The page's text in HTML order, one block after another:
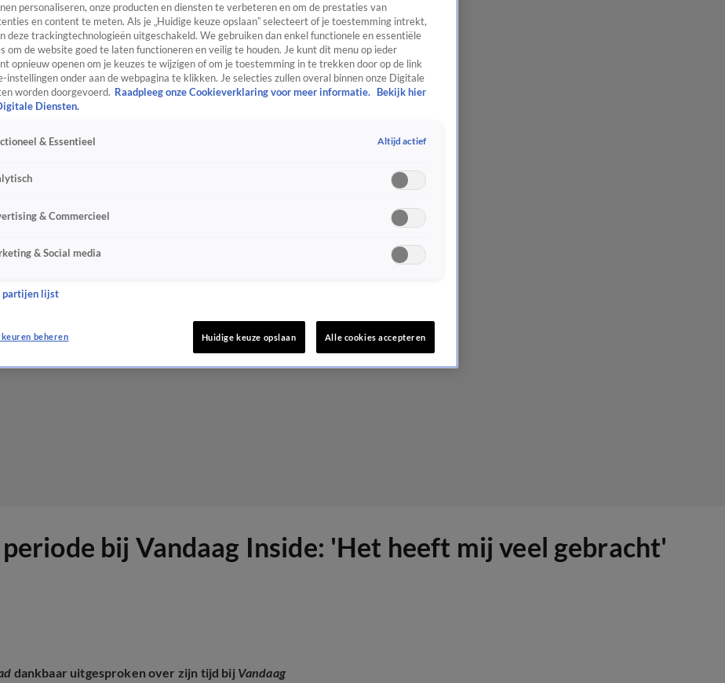
bij Vandaag Inside: 'Het heeft mij veel gebracht'
dankbaar uitgesproken over zijn tijd bij Vandaag
personaliseren, onze producten en diensten te verbeteren en om de prestaties van
en content te meten. Als je „Huidige keuze opslaan” selecteert of je toestemming intrekt,
deze trackingtechnologieën uitgeschakeld. We gebruiken dan enkel functionele en essentiële
om de website goed te laten functioneren en veilig te houden. Je kunt dit menu op ieder
opnieuw openen om je keuzes te wijzigen of om je toestemming in te trekken door op de link
instellingen onder aan de webpagina te klikken. Je selecties zullen overal binnen onze Digitale
worden doorgevoerd. Raadpleeg onze Cookieverklaring voor meer informatie. Bekijk hier
Diensten.
& Essentieel Altijd actief
& Commercieel
& Social media
partijen lijst
beheren Huidige keuze opslaan Alle cookies accepteren